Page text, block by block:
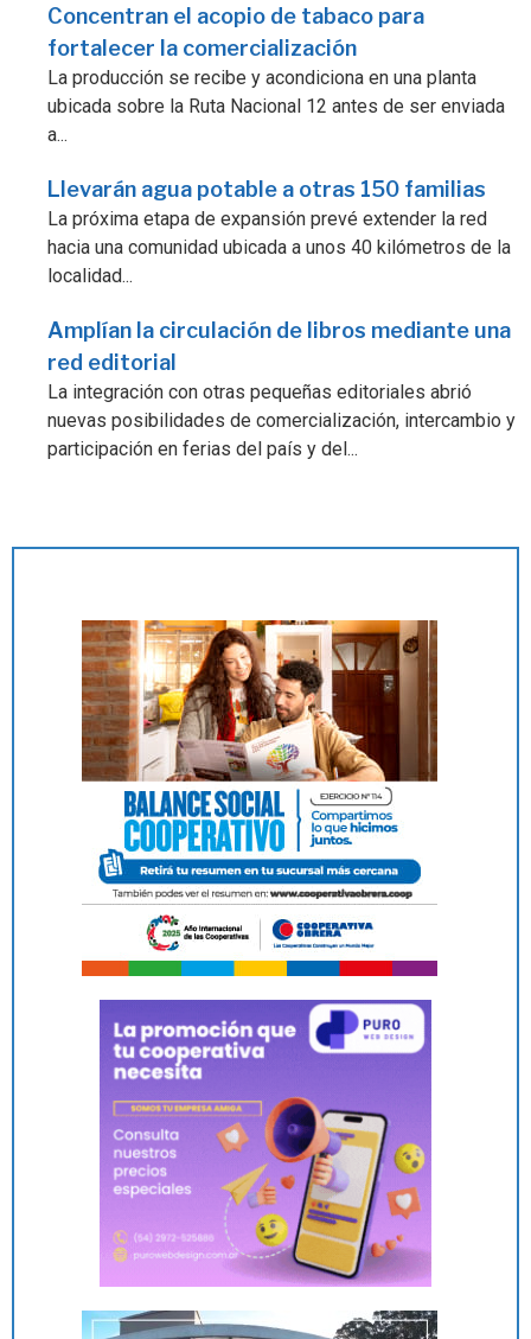
Concentran el acopio de tabaco para
fortalecer la comercialización
La producción se recibe y acondiciona en una planta
ubicada sobre la Ruta Nacional 12 antes de ser enviada
a...
Llevarán agua potable a otras 150 familias
La próxima etapa de expansión prevé extender la red
hacia una comunidad ubicada a unos 40 kilómetros de la
localidad...
Amplían la circulación de libros mediante una
red editorial
La integración con otras pequeñas editoriales abrió
nuevas posibilidades de comercialización, intercambio y
participación en ferias del país y del...